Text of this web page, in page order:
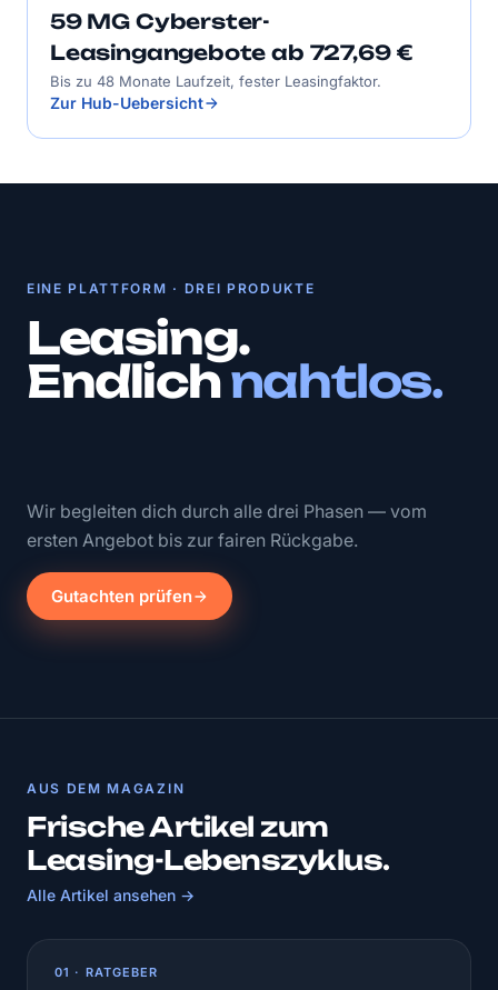
59 MG Cyberster-
Leasingangebote ab 727,69 €
Bis zu 48 Monate Laufzeit, fester Leasingfaktor.
Zur Hub-Uebersicht
EINE PLATTFORM · DREI PRODUKTE
Leasing.
Endlichnahtlos.
Wir begleiten dich durch alle drei Phasen — vom
ersten Angebot bis zur fairen Rückgabe.
Gutachten prüfen
AUS DEM MAGAZIN
Frische Artikel zum
Leasing-Lebenszyklus.
Alle Artikel ansehen →
01 · RATGEBER